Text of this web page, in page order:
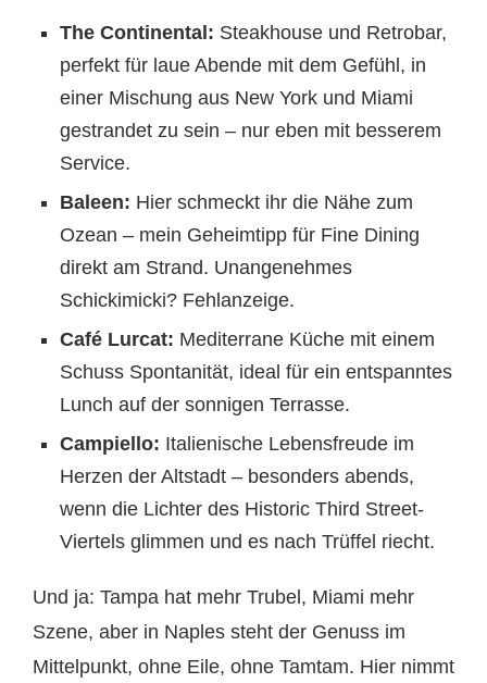
The Continental: Steakhouse und Retrobar,
perfekt für laue Abende mit dem Gefühl, in
einer Mischung aus New York und Miami
gestrandet zu sein – nur eben mit besserem
Service.
Baleen: Hier schmeckt ihr die Nähe zum
Ozean – mein Geheimtipp für Fine Dining
direkt am Strand. Unangenehmes
Schickimicki? Fehlanzeige.
Café Lurcat: Mediterrane Küche mit einem
Schuss Spontanität, ideal für ein entspanntes
Lunch auf der sonnigen Terrasse.
Campiello: Italienische Lebensfreude im
Herzen der Altstadt – besonders abends,
wenn die Lichter des Historic Third Street-
Viertels glimmen und es nach Trüffel riecht.
Und ja: Tampa hat mehr Trubel, Miami mehr
Szene, aber in Naples steht der Genuss im
Mittelpunkt, ohne Eile, ohne Tamtam. Hier nimmt